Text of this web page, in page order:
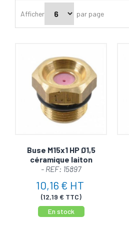
Afficher par page
Buse M15x1 HP Ø1,5
céramique laiton
- REF: 15897
10,16 € HT
(12,19 € TTC)
En stock